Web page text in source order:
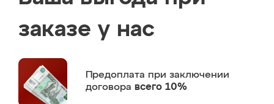
заказе у нас
Предоплата при заключении
договора всего 10%